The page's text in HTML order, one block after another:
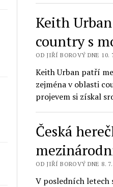
Keith
country s
OD JIŘÍ BOROVÝ DNE 10.
Keith Urban patří
zejména v oblasti
projevem si získal
Česká
OD JIŘÍ BOROVÝ DNE 8.
V posledních letech